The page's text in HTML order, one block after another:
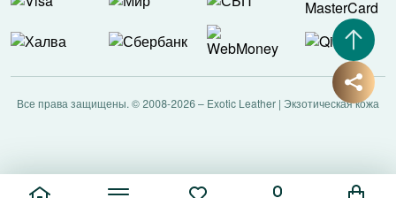
Все права защищены. © 2008-2026 – Exotic Leather | Экзотическая кожа